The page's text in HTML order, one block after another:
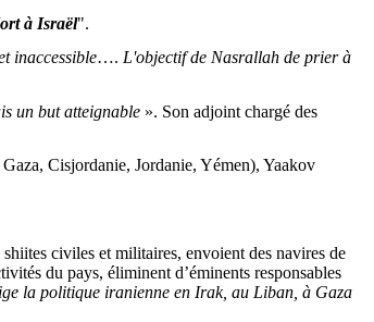
à Israël".
inaccessible…. L'objectif de Nasrallah de prier à
un but atteignable ». Son adjoint chargé des
Cisjordanie, Jordanie, Yémen), Yaakov
civiles et militaires, envoient des navires de
du pays, éliminent d’éminents responsables
la politique iranienne en Irak, au Liban, à Gaza